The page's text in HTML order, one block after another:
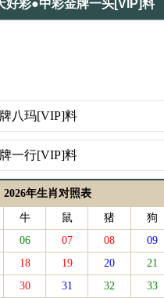
好彩●中彩金牌一头[VIP]料
八玛[VIP]料
一行[VIP]料
2026年生肖对照表
牛 鼠 猪 狗
06 07 08 09
18 19 20 21
30 31 32 33